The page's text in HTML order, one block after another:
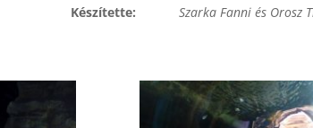
Készítette:
Szarka Fanni és Orosz
4.